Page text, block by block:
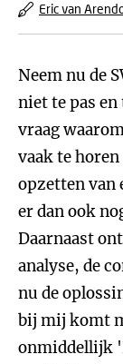
Eric van
Neem nu de
niet te pas
vraag
vaak te
opzetten van
er dan ook
Daarnaast
analyse, de
nu de
bij mij komt
onmiddellijk